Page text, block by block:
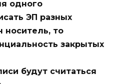
одного
ЭП разных
носитель, то
закрытых
будут считаться